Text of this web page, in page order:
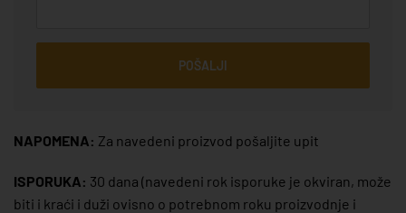
POŠALJI
NAPOMENA: Za navedeni proizvod pošaljite upit
ISPORUKA: 30 dana (navedeni rok isporuke je okviran, može
biti i kraći i duži ovisno o potrebnom roku proizvodnje i